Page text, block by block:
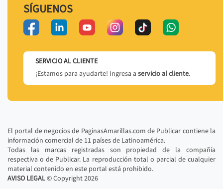
SÍGUENOS
SERVICIO AL CLIENTE
¡Estamos para ayudarte! Ingresa a servicio al cliente.
El portal de negocios de PaginasAmarillas.com de Publicar contiene la
información comercial de 11 países de Latinoamérica.
Todas las marcas registradas son propiedad de la compañía
respectiva o de Publicar. La reproducción total o parcial de cualquier
material contenido en este portal está prohibido.
AVISO LEGAL© Copyright2026